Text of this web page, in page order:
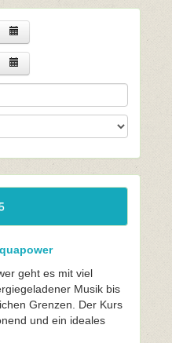
geht es mit viel
Musik bis
Grenzen. Der Kurs
und ein ideales